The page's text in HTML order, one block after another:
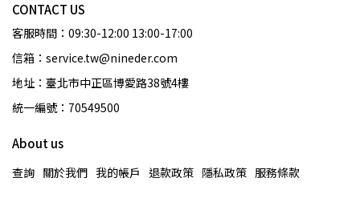
CONTACT US
客服時間：09:30-12:00 13:00-17:00
信箱：service.tw@nineder.com
地址：臺北市中正區博愛路38號4樓
統一編號：70549500
About us
查詢 關於我們 我的帳戶 退款政策 隱私政策 服務條款